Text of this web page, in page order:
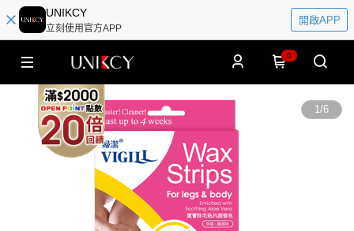
UNIKCY
立刻使用官方APP
開啟APP
0
1/6